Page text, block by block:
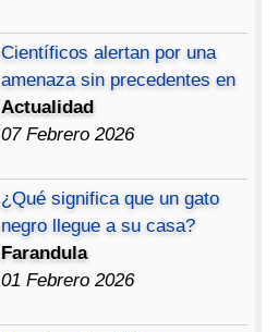
Científicos alertan por una
amenaza sin precedentes en
Actualidad
07 Febrero 2026
¿Qué significa que un gato
negro llegue a su casa?
Farandula
01 Febrero 2026